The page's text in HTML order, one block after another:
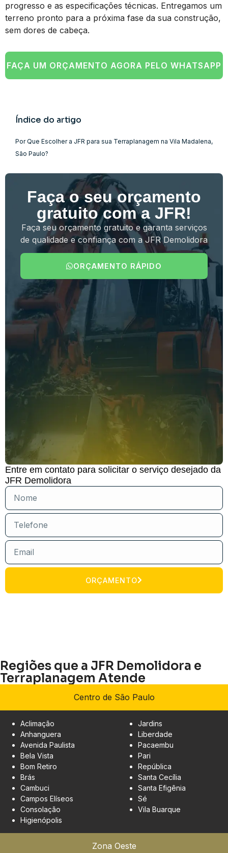
progresso e as especificações técnicas. Entregamos um
terreno pronto para a próxima fase da sua construção,
sem dores de cabeça.
FAÇA UM ORÇAMENTO AGORA PELO WHATSAPP
Índice do artigo
Por Que Escolher a JFR para sua Terraplanagem na Vila Madalena,
São Paulo?
Faça o seu orçamento
gratuito com a JFR!
Faça seu orçamento gratuito e garanta serviços
de qualidade e confiança com a JFR Demolidora
ORÇAMENTO RÁPIDO
Entre em contato para solicitar o serviço desejado da
JFR Demolidora
ORÇAMENTO
Regiões que a JFR Demolidora e
Terraplanagem Atende
Centro de São Paulo
Zona Oeste
Aclimação
Anhanguera
Avenida Paulista
Bela Vista
Bom Retiro
Brás
Cambuci
Campos Elíseos
Consolação
Higienópolis
Jardins
Liberdade
Pacaembu
Pari
República
Santa Cecília
Santa Efigênia
Sé
Vila Buarque